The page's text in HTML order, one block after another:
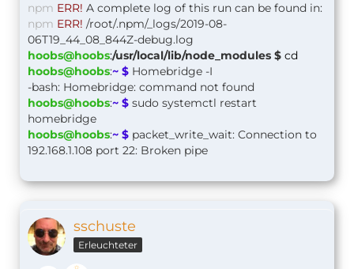
npm ERR! A complete log of this run can be found in:
npm ERR! /root/.npm/_logs/2019-08-
06T19_44_08_844Z-debug.log
hoobs@hoobs:/usr/local/lib/node_modules $ cd
hoobs@hoobs:~ $ Homebridge -I
-bash: Homebridge: command not found
hoobs@hoobs:~ $ sudo systemctl restart
homebridge
hoobs@hoobs:~ $ packet_write_wait: Connection to
192.168.1.108 port 22: Broken pipe
sschuste
Erleuchteter